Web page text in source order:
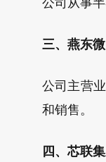
公司从事半
三、燕东
公司主营
和销售。
四、芯联